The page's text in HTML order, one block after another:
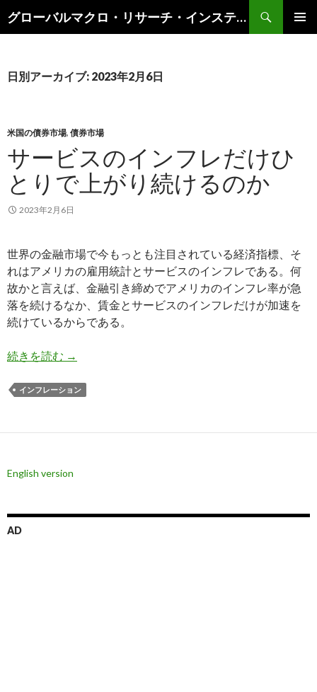
グローバルマクロ・リサーチ・インスティテュート
索
ン
キ
ッ
プ
日別アーカイブ: 2023年2月6日
米国の債券市場, 債券市場
サービスのインフレだけひ
とりで上がり続けるのか
2023年2月6日
世界の金融市場で今もっとも注目されている経済指標、そ
れはアメリカの雇用統計とサービスのインフレである。何
故かと言えば、金融引き締めでアメリカのインフレ率が急
落を続けるなか、賃金とサービスのインフレだけが加速を
続けているからである。
続きを読む サービスのインフレだけひとりで上がり続けるの
→
インフレーション
English version
AD